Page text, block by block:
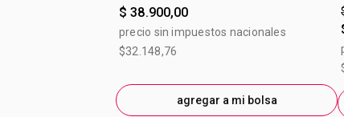
$ 38.900,00
precio sin impuestos nacionales
$32.148,76
agregar a mi bolsa